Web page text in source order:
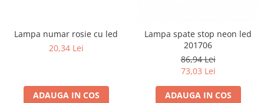
Lampa numar rosie cu led
20,34 Lei
ADAUGA IN COS
Lampa spate stop neon led
201706
86,94 Lei
73,03 Lei
ADAUGA IN COS